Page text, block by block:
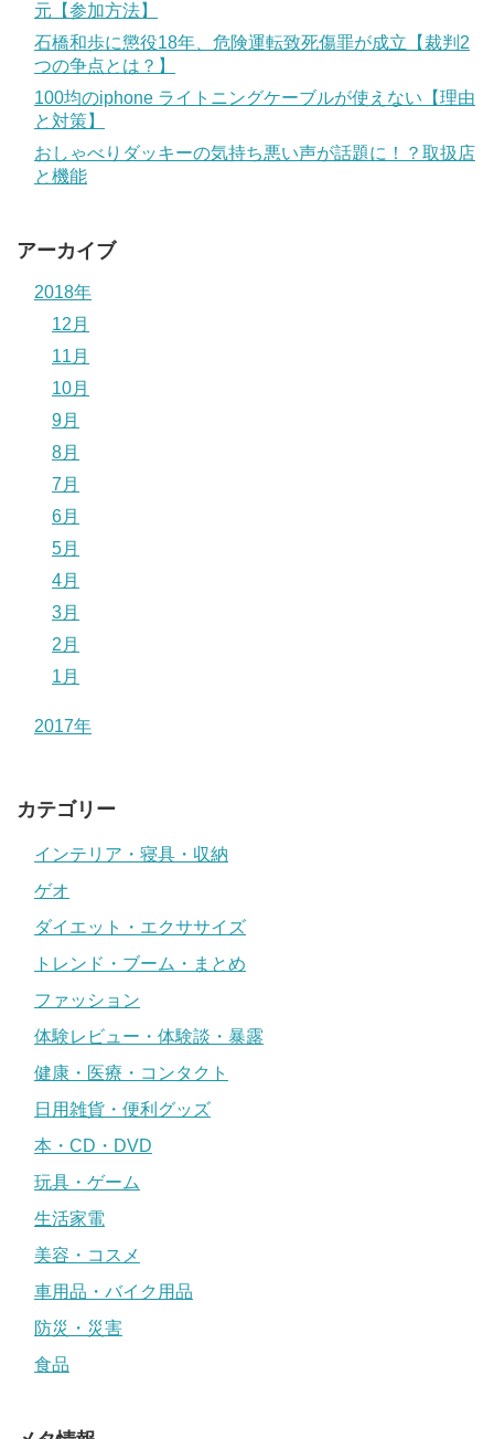
元【参加方法】
石橋和歩に懲役18年、危険運転致死傷罪が成立【裁判2
つの争点とは？】
100均のiphone ライトニングケーブルが使えない【理由
と対策】
おしゃべりダッキーの気持ち悪い声が話題に！？取扱店
と機能
アーカイブ
2018年
12月
11月
10月
9月
8月
7月
6月
5月
4月
3月
2月
1月
2017年
カテゴリー
インテリア・寝具・収納
ゲオ
ダイエット・エクササイズ
トレンド・ブーム・まとめ
ファッション
体験レビュー・体験談・暴露
健康・医療・コンタクト
日用雑貨・便利グッズ
本・CD・DVD
玩具・ゲーム
生活家電
美容・コスメ
車用品・バイク用品
防災・災害
食品